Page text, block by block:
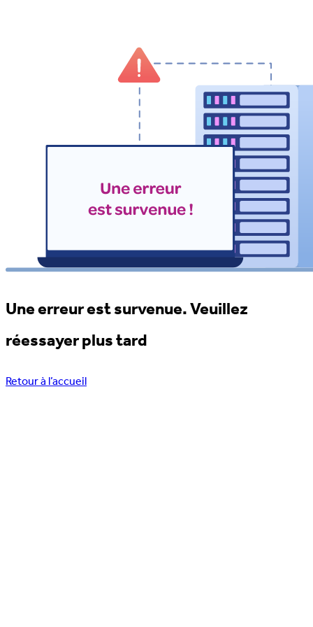
Une erreur est survenue. Veuillez
réessayer plus tard
Retour à l’accueil